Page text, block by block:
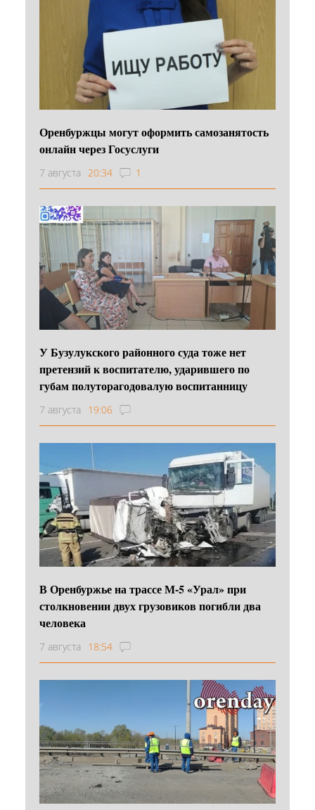
Оренбуржцы могут оформить самозанятость
онлайн через Госуслуги
7 августа 20:34 1
У Бузулукского районного суда тоже нет
претензий к воспитателю, ударившего по
губам полуторагодовалую воспитанницу
7 августа 19:06
В Оренбуржье на трассе М-5 «Урал» при
столкновении двух грузовиков погибли два
человека
7 августа 18:54